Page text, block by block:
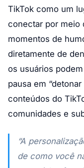
TikTok como um
conectar por meio
momentos de
diretamente de
os usuários
pausa em
conteúdos do
comunidades e
“A
de como você